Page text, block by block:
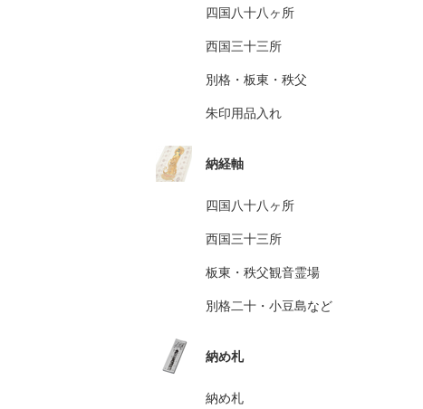
四国八十八ヶ所
西国三十三所
別格・板東・秩父
朱印用品入れ
納経軸
四国八十八ヶ所
西国三十三所
板東・秩父観音霊場
別格二十・小豆島など
納め札
納め札